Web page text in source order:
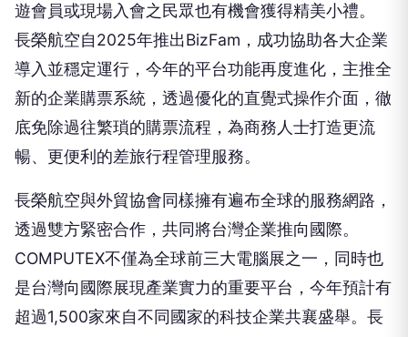
遊會員或現場入會之民眾也有機會獲得精美小禮。
長榮航空自2025年推出BizFam，成功協助各大企業
導入並穩定運行，今年的平台功能再度進化，主推全
新的企業購票系統，透過優化的直覺式操作介面，徹
底免除過往繁瑣的購票流程，為商務人士打造更流
暢、更便利的差旅行程管理服務。
長榮航空與外貿協會同樣擁有遍布全球的服務網路，
透過雙方緊密合作，共同將台灣企業推向國際。
COMPUTEX不僅為全球前三大電腦展之一，同時也
是台灣向國際展現產業實力的重要平台，今年預計有
超過1,500家來自不同國家的科技企業共襄盛舉。長